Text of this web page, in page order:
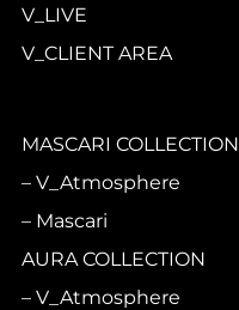
V_LIVE
V_CLIENT AREA
MASCARI COLLECTION
V_Atmosphere
Mascari
AURA COLLECTION
V_Atmosphere